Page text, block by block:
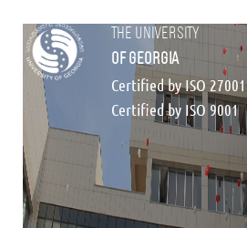
the university
of georgia
Certified by ISO 27001
Certified by ISO 9001